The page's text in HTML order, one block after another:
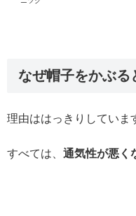
なぜ帽子をかぶる
理由ははっきりしていま
すべては、 通気性が悪く